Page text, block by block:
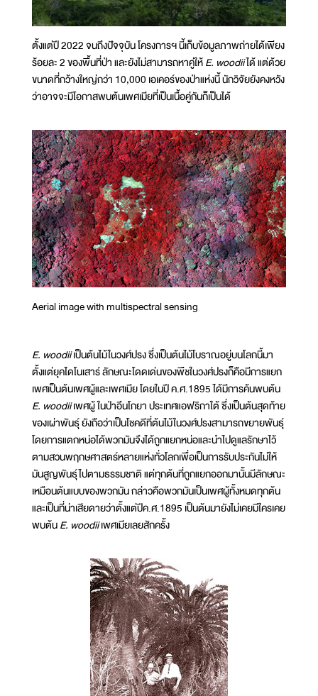
ตั้งแต่ปี 2022 จนถึงปัจจุบัน โครงการฯ นี้เก็บข้อมูลภาพถ่ายได้เพียง
ร้อยละ 2 ของพื้นที่ป่า และยังไม่สามารถหาคู่ให้E. woodiiได้ แต่ด้วย
ขนาดที่กว้างใหญ่กว่า 10,000 เอเคอร์ของป่าแห่งนี้ นักวิจัยยังคงหวัง
ว่าอาจจะมีโอกาสพบต้นเพศเมียที่เป็นเนื้อคู่กันก็เป็นได้
Aerial image with multispectral sensing
E. woodiiเป็นต้นไม้ในวงศ์ปรง ซึ่งเป็นต้นไม้โบราณอยู่บนโลกนี้มา
ตั้งแต่ยุคไดโนเสาร์ ลักษณะโดดเด่นของพืชในวงศ์ปรงก็คือมีการแยก
เพศเป็นต้นเพศผู้และเพศเมีย โดยในปี ค.ศ.1895 ได้มีการค้นพบต้น
E. woodiiเพศผู้ ในป่าอึนโกยา ประเทศแอฟริกาใต้ ซึ่งเป็นต้นสุดท้าย
ของเผ่าพันธุ์ ยังถือว่าเป็นโชคดีที่ต้นไม้ในวงศ์ปรงสามารถขยายพันธุ์
โดยการแตกหน่อได้พวกมันจึงได้ถูกแยกหน่อและนำไปดูแลรักษาไว้
ตามสวนพฤกษศาสตร์หลายแห่งทั่วโลกเพื่อเป็นการรับประกันไม่ให้
มันสูญพันธุ์ไปตามธรรมชาติ แต่ทุกต้นที่ถูกแยกออกมานั้นมีลักษณะ
เหมือนต้นแบบของพวกมัน กล่าวคือพวกมันเป็นเพศผู้ทั้งหมดทุกต้น
และเป็นที่น่าเสียดายว่าตั้งแต่ปีค.ศ.1895 เป็นต้นมายังไม่เคยมีใครเคย
พบต้นE. woodiiเพศเมียเลยสักครั้ง